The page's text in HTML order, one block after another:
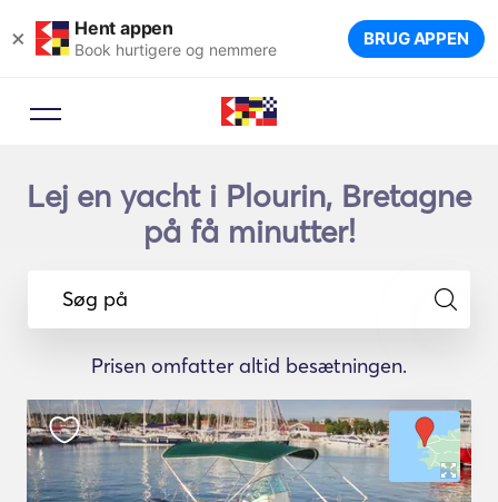
× Hent appen
Book hurtigere og nemmere BRUG APPEN
Lej en yacht i Plourin, Bretagne
på få minutter!
Søg på
Prisen omfatter altid besætningen.